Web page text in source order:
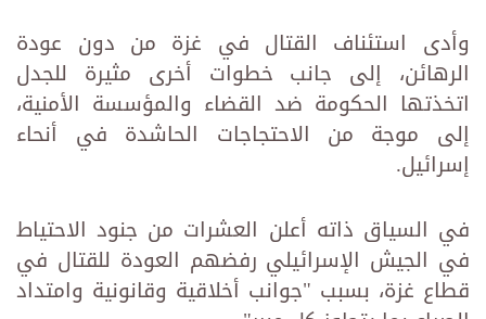
وأدى استئناف القتال في غزة من دون عودة
الرهائن، إلى جانب خطوات أخرى مثيرة للجدل
اتخذتها الحكومة ضد القضاء والمؤسسة الأمنية،
إلى موجة من الاحتجاجات الحاشدة في أنحاء
إسرائيل.
في السياق ذاته أعلن العشرات من جنود الاحتياط
في الجيش الإسرائيلي رفضهم العودة للقتال في
قطاع غزة، بسبب "جوانب أخلاقية وقانونية وامتداد